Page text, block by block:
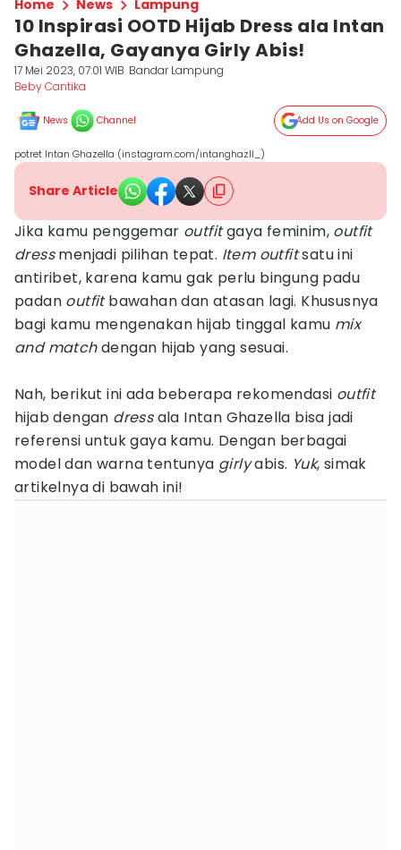
Home News Lampung
10 Inspirasi OOTD Hijab Dress ala Intan
Ghazella, Gayanya Girly Abis!
17 Mei 2023, 07:01 WIB Bandar Lampung
Beby Cantika
News Channel Add Us on Google
potret Intan Ghazella (instagram.com/intanghazll_)
Share Article
Jika kamu penggemar outfitgaya feminim, outfit
dressmenjadi pilihan tepat. Item outfitsatu ini
antiribet, karena kamu gak perlu bingung padu
padan outfitbawahan dan atasan lagi. Khususnya
bagi kamu mengenakan hijab tinggal kamu mix
and matchdengan hijab yang sesuai.
Nah, berikut ini ada beberapa rekomendasi outfit
hijab dengan dressala Intan Ghazella bisa jadi
referensi untuk gaya kamu. Dengan berbagai
model dan warna tentunya girlyabis. Yuk, simak
artikelnya di bawah ini!